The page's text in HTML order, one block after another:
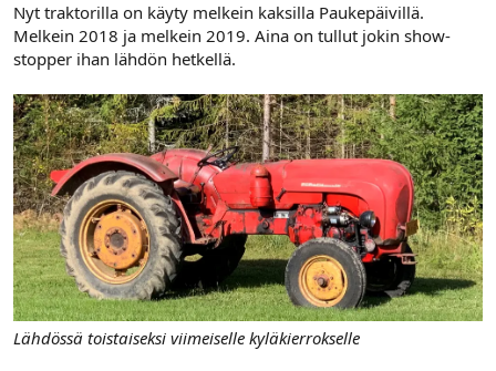
Nyt traktorilla on käyty melkein kaksilla Paukepäivillä.
Melkein 2018 ja melkein 2019. Aina on tullut jokin show-
stopper ihan lähdön hetkellä.
Lähdössä toistaiseksi viimeiselle kyläkierrokselle